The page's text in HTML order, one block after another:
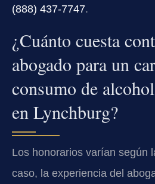
(888) 437‑7747.
¿Cuánto cuesta
abogado para un
consumo de
en Lynchburg?
Los honorarios varían según
caso, la experiencia del